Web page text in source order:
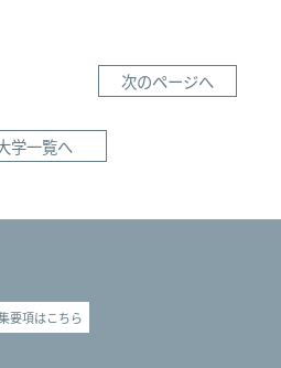
次のページへ
学一覧へ
要項はこちら